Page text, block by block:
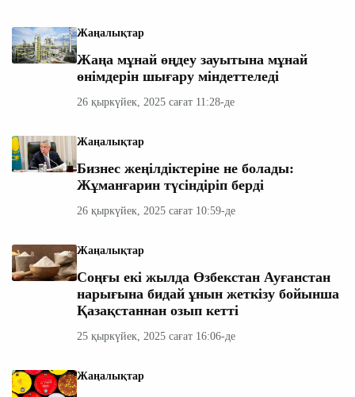
Жаңалықтар
Жаңа мұнай өңдеу зауытына мұнай
өнімдерін шығару міндеттеледі
26 қыркүйек, 2025 сағат 11:28-де
Жаңалықтар
Бизнес жеңілдіктеріне не болады:
Жұманғарин түсіндіріп берді
26 қыркүйек, 2025 сағат 10:59-де
Жаңалықтар
Соңғы екі жылда Өзбекстан Ауғанстан
нарығына бидай ұнын жеткізу бойынша
Қазақстаннан озып кетті
25 қыркүйек, 2025 сағат 16:06-де
Жаңалықтар